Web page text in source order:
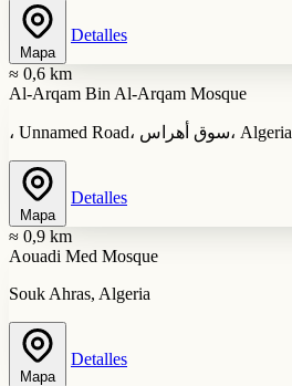
Mapa
Detalles
≈ 0,6 km
Al-Arqam Bin Al-Arqam Mosque
، Unnamed Road، سوق أهراس، Algeria
Mapa
Detalles
≈ 0,9 km
Aouadi Med Mosque
Souk Ahras, Algeria
Mapa
Detalles